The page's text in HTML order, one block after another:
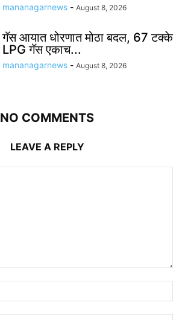
mananagarnews - August 8, 2026
गॅस आयात धोरणात मोठा बदल, 67 टक्के
LPG गॅस एकाच...
mananagarnews - August 8, 2026
NO COMMENTS
LEAVE A REPLY